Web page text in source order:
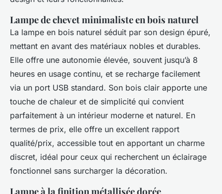
Lampe de chevet minimaliste en bois naturel
La lampe en bois naturel séduit par son design épuré,
mettant en avant des matériaux nobles et durables.
Elle offre une autonomie élevée, souvent jusqu’à 8
heures en usage continu, et se recharge facilement
via un port USB standard. Son bois clair apporte une
touche de chaleur et de simplicité qui convient
parfaitement à un intérieur moderne et naturel. En
termes de prix, elle offre un excellent rapport
qualité/prix, accessible tout en apportant un charme
discret, idéal pour ceux qui recherchent un éclairage
fonctionnel sans surcharger la décoration.
Lampe à la finition métallisée dorée